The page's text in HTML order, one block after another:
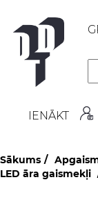
IENĀKT
Sākums
LED āra gaismekļi